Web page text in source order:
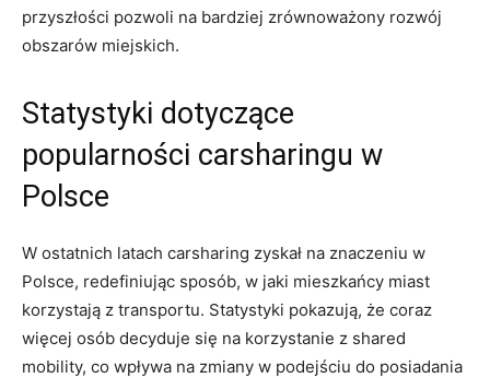
przyszłości⁤ pozwoli na bardziej zrównoważony rozwój
obszarów miejskich.
Statystyki dotyczące
popularności carsharingu w
Polsce
W ostatnich latach carsharing zyskał na znaczeniu ‌w
Polsce, redefiniując sposób, w jaki mieszkańcy miast
korzystają z transportu. Statystyki pokazują, że coraz
więcej osób decyduje się na korzystanie​ z shared
mobility, co wpływa​ na zmiany w podejściu do posiadania